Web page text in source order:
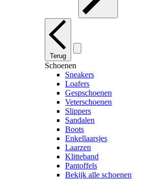
Terug
Schoenen
Sneakers
Loafers
Gespschoenen
Veterschoenen
Slippers
Sandalen
Boots
Enkellaarsjes
Laarzen
Klitteband
Pantoffels
Bekijk alle schoenen